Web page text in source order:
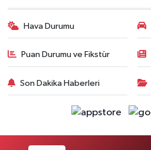
Hava Durumu
Puan Durumu ve Fikstür
Son Dakika Haberleri